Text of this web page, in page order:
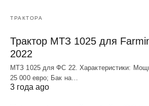
ТРАКТОРА
Трактор МТЗ 1025 для
2022
МТЗ 1025 для ФС 22. Характеристики:
25 000 евро; Бак на…
3 года ago